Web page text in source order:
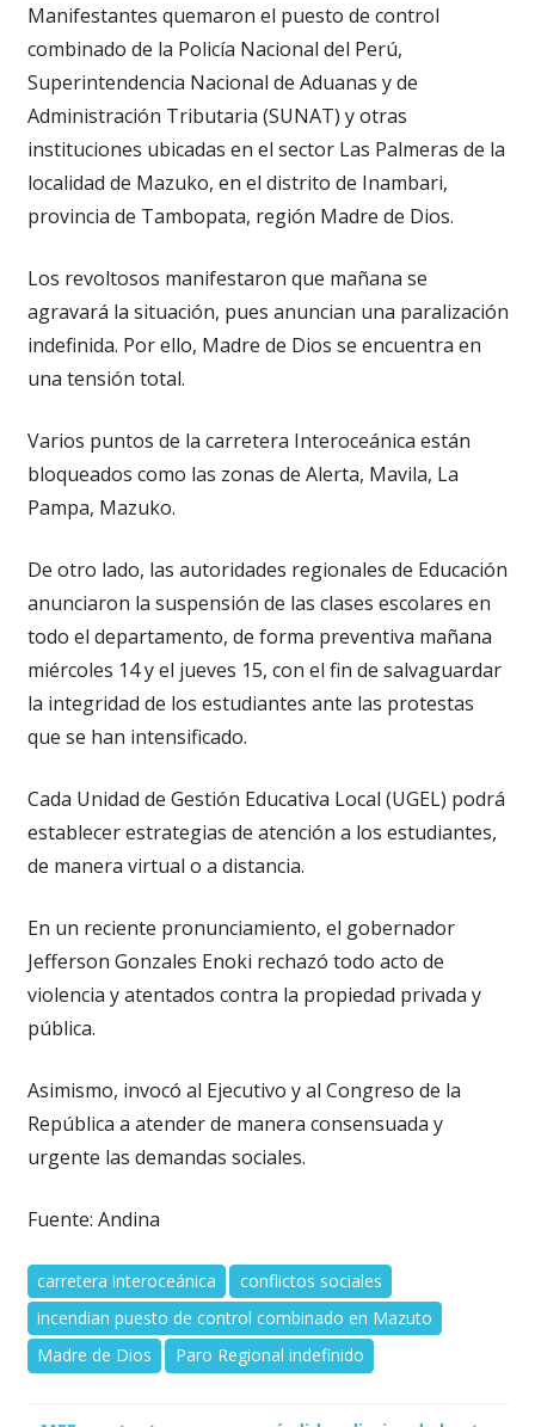
Manifestantes quemaron el puesto de control
combinado de la Policía Nacional del Perú,
Superintendencia Nacional de Aduanas y de
Administración Tributaria (SUNAT) y otras
instituciones ubicadas en el sector Las Palmeras de la
localidad de Mazuko, en el distrito de Inambari,
provincia de Tambopata, región Madre de Dios.
Los revoltosos manifestaron que mañana se
agravará la situación, pues anuncian una paralización
indefinida. Por ello, Madre de Dios se encuentra en
una tensión total.
Varios puntos de la carretera Interoceánica están
bloqueados como las zonas de Alerta, Mavila, La
Pampa, Mazuko.
De otro lado, las autoridades regionales de Educación
anunciaron la suspensión de las clases escolares en
todo el departamento, de forma preventiva mañana
miércoles 14 y el jueves 15, con el fin de salvaguardar
la integridad de los estudiantes ante las protestas
que se han intensificado.
Cada Unidad de Gestión Educativa Local (UGEL) podrá
establecer estrategias de atención a los estudiantes,
de manera virtual o a distancia.
En un reciente pronunciamiento, el gobernador
Jefferson Gonzales Enoki rechazó todo acto de
violencia y atentados contra la propiedad privada y
pública.
Asimismo, invocó al Ejecutivo y al Congreso de la
República a atender de manera consensuada y
urgente las demandas sociales.
Fuente: Andina
carretera interoceánica
conflictos sociales
incendian puesto de control combinado en Mazuto
Madre de Dios
Paro Regional indefinido